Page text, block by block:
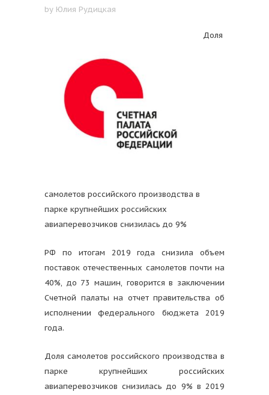
by Юлия Рудицкая
Доля
самолетов российского производства в
парке крупнейших российских
авиаперевозчиков снизилась до 9%
РФ по итогам 2019 года снизила объем
поставок отечественных самолетов почти на
40%, до 73 машин, говорится в заключении
Счетной палаты на отчет правительства об
исполнении федерального бюджета 2019
года.
Доля самолетов российского производства в
парке крупнейших российских
авиаперевозчиков снизилась до 9% в 2019